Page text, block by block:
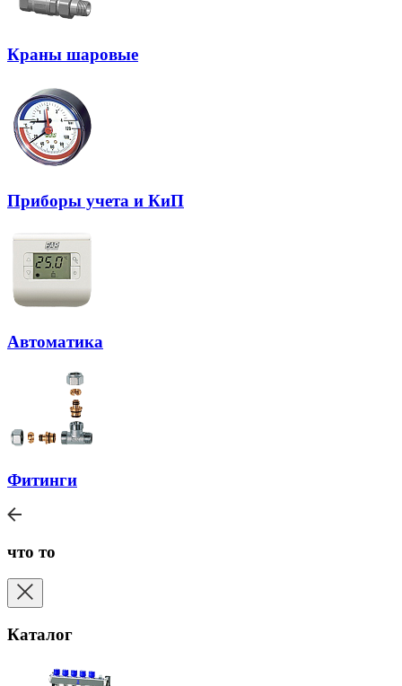
Краны шаровые
Приборы учета и КиП
Автоматика
Фитинги
что то
Каталог